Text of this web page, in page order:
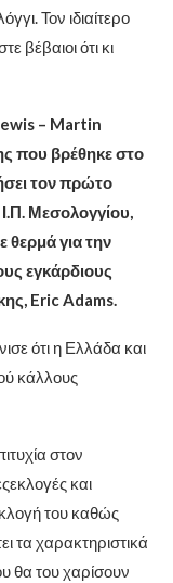
Τον ιδιαίτερο
βέβαιοι ότι κι
– Martin
που βρέθηκε στο
τον πρώτο
Μεσολογγίου,
θερμά για την
εγκάρδιους
Eric Adams.
ότι η Ελλάδα και
κάλλους
στον
και
του καθώς
τα χαρακτηριστικά
θα του χαρίσουν